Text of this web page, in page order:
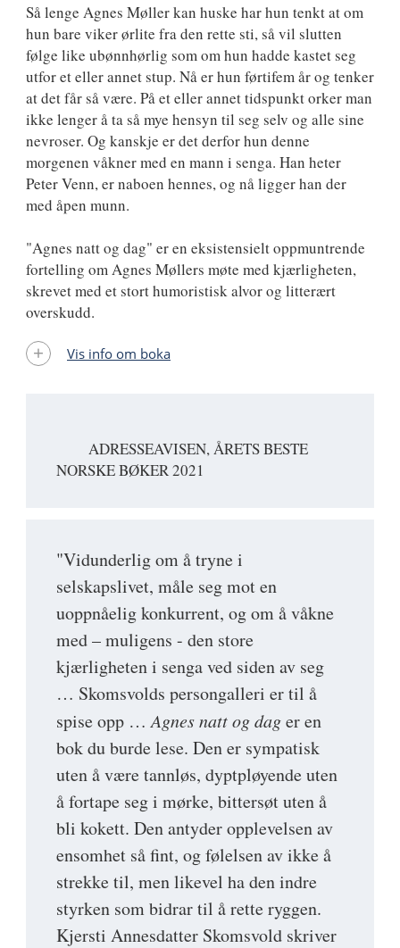
ADRESSEAVISEN, ÅRETS BESTE
NORSKE BØKER 2021
"Vidunderlig om å tryne i
selskapslivet, måle seg mot en
uoppnåelig konkurrent, og om å våkne
med – muligens - den store
kjærligheten i senga ved siden av seg
… Skomsvolds persongalleri er til å
spise opp …Agnes natt og dager en
bok du burde lese. Den er sympatisk
uten å være tannløs, dyptpløyende uten
å fortape seg i mørke, bittersøt uten å
bli kokett. Den antyder opplevelsen av
ensomhet så fint, og følelsen av ikke å
strekke til, men likevel ha den indre
styrken som bidrar til å rette ryggen.
Kjersti Annesdatter Skomsvold skriver
Så lenge Agnes Møller kan huske har hun tenkt at om
hun bare viker ørlite fra den rette sti, så vil slutten
følge like ubønnhørlig som om hun hadde kastet seg
utfor et eller annet stup. Nå er hun førtifem år og tenker
at det får så være. På et eller annet tidspunkt orker man
ikke lenger å ta så mye hensyn til seg selv og alle sine
nevroser. Og kanskje er det derfor hun denne
morgenen våkner med en mann i senga. Han heter
Peter Venn, er naboen hennes, og nå ligger han der
med åpen munn.
"Agnes natt og dag" er en eksistensielt oppmuntrende
fortelling om Agnes Møllers møte med kjærligheten,
skrevet med et stort humoristisk alvor og litterært
overskudd.
Vis info om boka